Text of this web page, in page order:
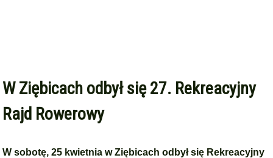
W Ziębicach odbył się 27. Rekreacyjny
Rajd Rowerowy
W sobotę, 25 kwietnia w Ziębicach odbył się Rekreacyjny